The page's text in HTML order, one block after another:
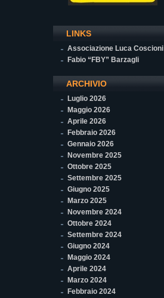
LINKS
Associazione Luca Coscioni
Fabio “FBY” Barzagli
ARCHIVIO
Luglio 2026
Maggio 2026
Aprile 2026
Febbraio 2026
Gennaio 2026
Novembre 2025
Ottobre 2025
Settembre 2025
Giugno 2025
Marzo 2025
Novembre 2024
Ottobre 2024
Settembre 2024
Giugno 2024
Maggio 2024
Aprile 2024
Marzo 2024
Febbraio 2024